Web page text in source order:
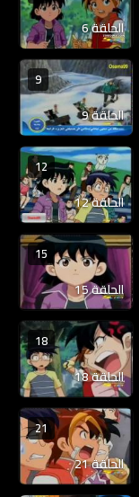
الحلقة 6
9
الحلقة 9
12
الحلقة 12
15
الحلقة 15
18
الحلقة 18
21
الحلقة 21